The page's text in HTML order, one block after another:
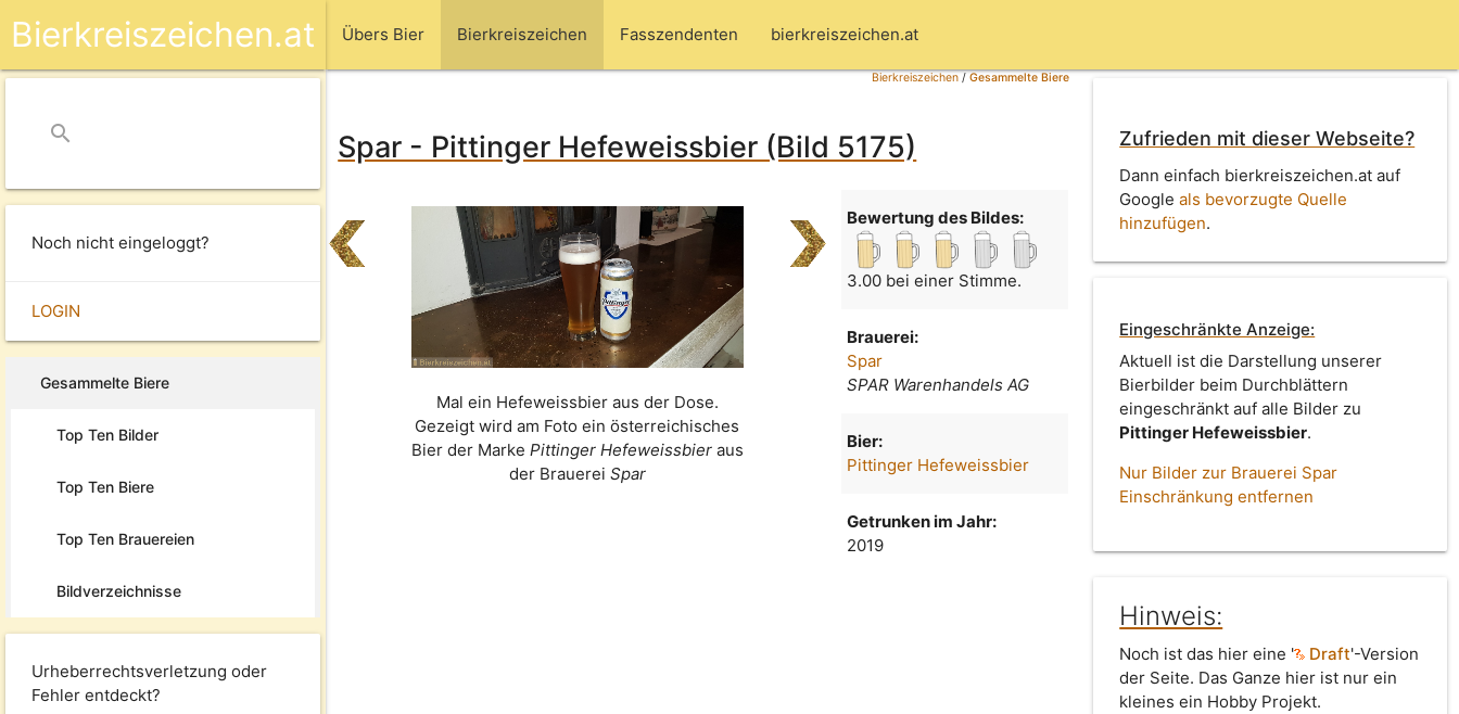
Übers Bier Bierkreiszeichen Fasszendenten bierkreiszeichen.at
Bierkreiszeichen.at
search
Noch nicht eingeloggt?
LOGIN
Gesammelte Biere
Top Ten Bilder
Top Ten Biere
Top Ten Brauereien
Bildverzeichnisse
Urheberrechtsverletzung oder
Fehler entdeckt?
Bierkreiszeichen/Gesammelte Biere
Spar - Pittinger Hefeweissbier (Bild 5175)
Mal ein Hefeweissbier aus der Dose.
Gezeigt wird am Foto ein österreichisches
Bier der Marke Pittinger Hefeweissbieraus
der Brauerei Spar
Bewertung des Bildes:
3.00 bei einer Stimme.
Brauerei:
Spar
SPAR Warenhandels AG
Bier:
Pittinger Hefeweissbier
Getrunken im Jahr:
2019
Zufrieden mit dieser Webseite?
Dann einfach bierkreiszeichen.at auf
Googleals bevorzugte Quelle
hinzufügen.
Eingeschränkte Anzeige:
Aktuell ist die Darstellung unserer
Bierbilder beim Durchblättern
eingeschränkt auf alle Bilder zu
Pittinger Hefeweissbier.
Nur Bilder zur Brauerei Spar
Einschränkung entfernen
Hinweis:
Noch ist das hier eine ' Draft'-Version
der Seite. Das Ganze hier ist nur ein
kleines ein Hobby Projekt.